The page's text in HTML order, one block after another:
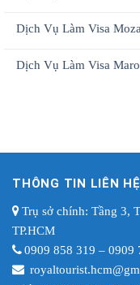
Dịch Vụ Làm Visa
Dịch Vụ Làm Visa
THÔNG TIN LIÊN HỆ
Trụ sở chính: Tầng 3,
TP.HCM
0909 858 319 – 0909